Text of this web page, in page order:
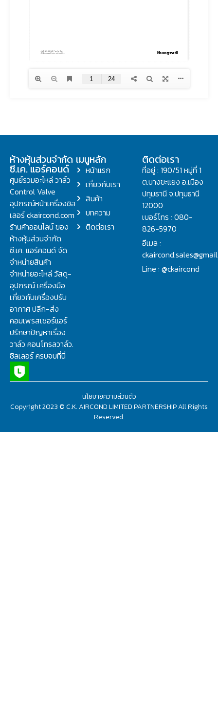
ห้างหุ้นส่วนจำกัด
ซี.เค. แอร์คอนด์
ศูนย์รวมอะไหล่ วาล์ว
Control Valve
อุปกรณ์หน้าเครื่องชิล
เลอร์ ckaircond.com
ร้านค้าออนไลน์ ของ
ห้างหุ้นส่วนจำกัด
ซี.เค. แอร์คอนด์ จัด
จำหน่ายสินค้า
จำหน่ายอะไหล่ วัสดุ-
อุปกรณ์ เครื่องมือ
เกี่ยวกับเครื่องปรับ
อากาศ ปลีก-ส่ง
คอมเพรสเซอร์แอร์
ปรึกษาปัญหาเรื่อง
วาล์ว คอนโทรลวาล์ว.
ชิลเลอร์ ครบจบที่นี่
เมนูหลัก
หน้าแรก
เกี่ยวกับเรา
สินค้า
บทความ
ติดต่อเรา
ติดต่อเรา
ที่อยู่ : 190/51 หมู่ที่ 1
ต.บางขะแยง อ.เมือง
ปทุมธานี จ.ปทุมธานี
12000
เบอร์โทร : 080-
826-5970
อีเมล :
Line : @ckaircond
Copyright 2023 © C.K. AIRCOND LIMITED PARTNERSHIP All Rights
Reserved.
นโยบายความส่วนตัว